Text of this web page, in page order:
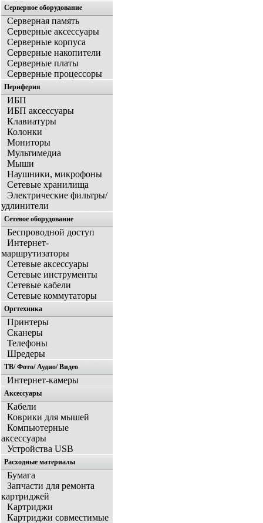
Серверное оборудование
Серверная память
Серверные аксессуары
Серверные корпуса
Серверные накопители
Серверные платы
Серверные процессоры
Периферия
ИБП
ИБП аксессуары
Клавиатуры
Колонки
Мониторы
Мультимедиа
Мыши
Наушники, микрофоны
Сетевые хранилища
Электрические фильтры/
удлинители
Сетевое оборудование
Беспроводной доступ
Интернет-
маршрутизаторы
Сетевые аксессуары
Сетевые инструменты
Сетевые кабели
Сетевые коммутаторы
Оргтехника
Принтеры
Сканеры
Телефоны
Шредеры
ТВ/ Фото/ Аудио/ Видео
Интернет-камеры
Аксессуары
Кабели
Коврики для мышей
Компьютерные
аксессуары
Устройства USB
Расходные материалы
Бумага
Запчасти для ремонта
картриджей
Картриджи
Картриджи совместимые